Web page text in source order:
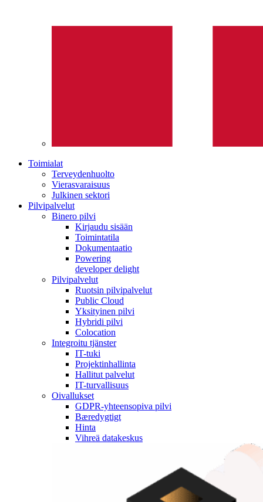
Toimialat
Terveydenhuolto
Vierasvaraisuus
Julkinen sektori
Pilvipalvelut
Binero pilvi
Kirjaudu sisään
Toimintatila
Dokumentaatio
Powering
developer delight
Pilvipalvelut
Ruotsin pilvipalvelut
Public Cloud
Yksityinen pilvi
Hybridi pilvi
Colocation
Integroitu tjänster
IT-tuki
Projektinhallinta
Hallitut palvelut
IT-turvallisuus
Oivallukset
GDPR-yhteensopiva pilvi
Bæredygtigt
Hinta
Vihreä datakeskus